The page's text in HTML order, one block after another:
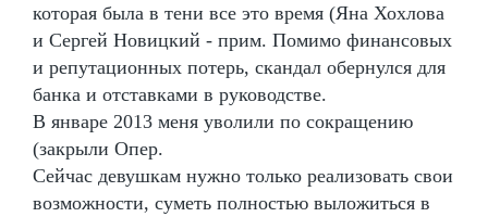
которая была в тени все это время (Яна Хохлова
и Сергей Новицкий - прим. Помимо финансовых
и репутационных потерь, скандал обернулся для
банка и отставками в руководстве.
В январе 2013 меня уволили по сокращению
(закрыли Опер.
Сейчас девушкам нужно только реализовать свои
возможности, суметь полностью выложиться в